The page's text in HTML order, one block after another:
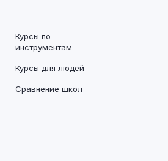
Курсы по
инструментам
Курсы для людей
Сравнение школ